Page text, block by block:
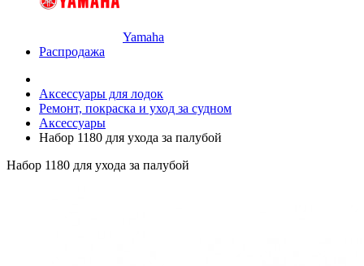
Yamaha
Распродажа
Аксессуары для лодок
Ремонт, покраска и уход за судном
Аксессуары
Набор 1180 для ухода за палубой
Набор 1180 для ухода за палубой